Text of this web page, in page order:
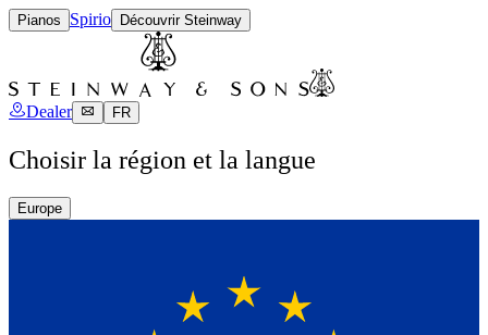
Pianos Spirio Découvrir Steinway
Dealer FR
Choisir la région et la langue
Europe